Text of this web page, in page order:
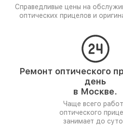
Справедливые цены на
оптических прицелов и
Ремонт оптического
день
в Москве.
Чаще всего
оптического
занимает до